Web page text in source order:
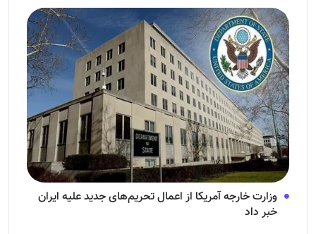
وزارت خارجه آمریکا از اعمال تحریم‌های جدید علیه ایران
خبر داد